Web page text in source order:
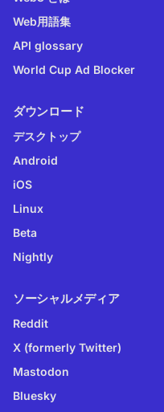
Web用語集
API glossary
World Cup Ad Blocker
ダウンロード
デスクトップ
Android
iOS
Linux
Beta
Nightly
ソーシャルメディア
Reddit
X (formerly Twitter)
Mastodon
Bluesky